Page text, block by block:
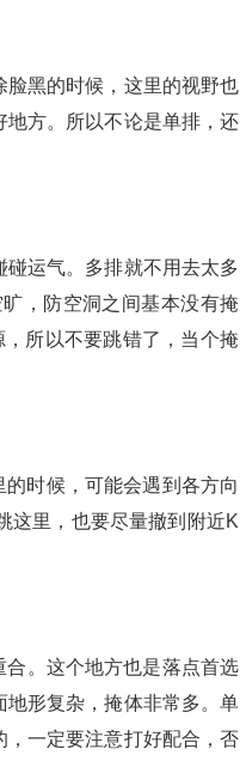
脸黑的时候，这里的视野也
方。所以不论是单排，还
运气。多排就不用去太多
，防空洞之间基本没有掩
所以不要跳错了，当个掩
时候，可能会遇到各方向
这里，也要尽量撤到附近K
。这个地方也是落点首选
地形复杂，掩体非常多。单
一定要注意打好配合，否